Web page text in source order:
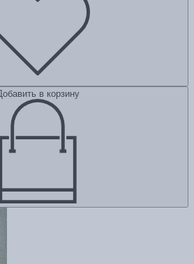
в корзину